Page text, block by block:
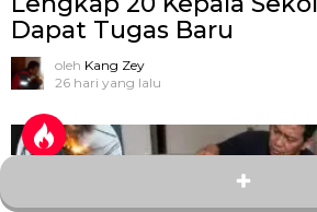
Dapat Tugas Baru
oleh Kang Zey
26 hari yang lalu